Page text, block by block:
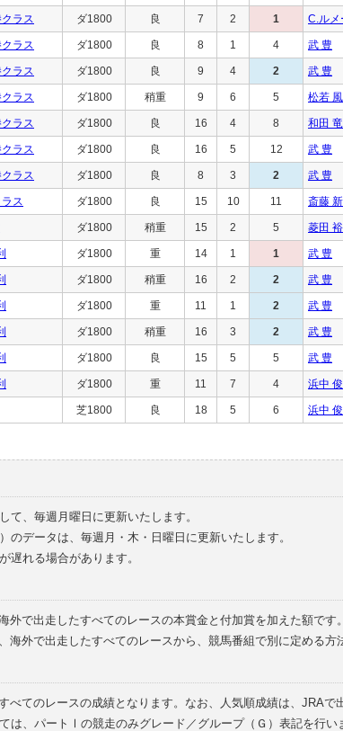
ラス ダ1800 良 7 2 1 C.ルメ
ラス ダ1800 良 8 1 4 武 豊
ラス ダ1800 良 9 4 2 武 豊
ラス ダ1800 稍重 9 6 5 松若
ラス ダ1800 良 16 4 8 和田
ラス ダ1800 良 16 5 12 武 豊
ラス ダ1800 良 8 3 2 武 豊
ス ダ1800 良 15 10 11 斎藤 新
ダ1800 稍重 15 2 5 菱田
ダ1800 重 14 1 1 武 豊
ダ1800 稍重 16 2 2 武 豊
ダ1800 重 11 1 2 武 豊
ダ1800 稍重 16 3 2 武 豊
ダ1800 良 15 5 5 武 豊
ダ1800 重 11 7 4 浜中 俊
芝1800 良 18 5 6 浜中 俊
て、毎週月曜日に更新いたします。
のデータは、毎週月・木・日曜日に更新いたします。
遅れる場合があります。
外で出走したすべてのレースの本賞金と付加賞を加えた額です。
海外で出走したすべてのレースから、競馬番組で別に定める方
べてのレースの成績となります。なお、人気順成績は、JRAで
は、パートⅠの競走のみグレード／グループ（Ｇ）表記を行い